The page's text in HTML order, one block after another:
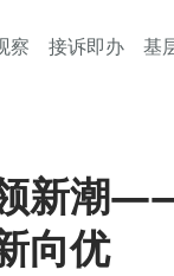
察 接诉即办 基
新潮
向优